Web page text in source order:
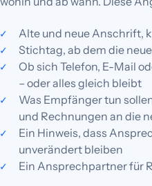
Alte und neue Anschrift,
Stichtag, ab dem die
Ob sich Telefon, E-Mail
– oder alles gleich bleibt
Was Empfänger tun
und Rechnungen an die
Ein Hinweis, dass
unverändert bleiben
Ein Ansprechpartner für